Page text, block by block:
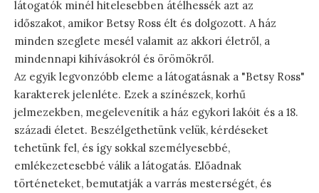
látogatók minél hitelesebben átélhessék azt az
időszakot, amikor Betsy Ross élt és dolgozott. A ház
minden szeglete mesél valamit az akkori életről, a
mindennapi kihívásokról és örömökről.
Az egyik legvonzóbb eleme a látogatásnak a "Betsy Ross"
karakterek jelenléte. Ezek a színészek, korhű
jelmezekben, megelevenítik a ház egykori lakóit és a 18.
századi életet. Beszélgethetünk velük, kérdéseket
tehetünk fel, és így sokkal személyesebbé,
emlékezetesebbé válik a látogatás. Előadnak
történeteket, bemutatják a varrás mesterségét, és